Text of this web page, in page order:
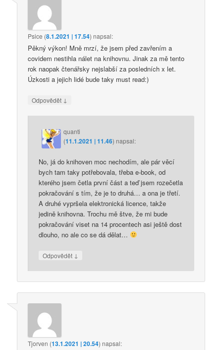
Psice (8.1.2021 | 17.54)napsal:
Pěkný výkon! Mně mrzí, že jsem před zavřením a
covidem nestihla nálet na knihovnu. Jinak za mě tento
rok naopak čtenářsky nejslabší za posledních x let.
Úzkosti a jejich lidé bude taky must read:)
Odpovědět ↓
quanti
(11.1.2021 | 11.46) napsal:
No, já do knihoven moc nechodím, ale pár věcí
bych tam taky potřebovala, třeba e-book, od
kterého jsem četla první část a teď jsem rozečetla
pokračování s tím, že je to druhá… a ona je třetí.
A druhé vypršela elektronická licence, takže
jedině knihovna. Trochu mě štve, že mi bude
pokračování viset na 14 procentech asi ještě dost
dlouho, no ale co se dá dělat…
Odpovědět ↓
Tjorven (13.1.2021 | 20.54)napsal: